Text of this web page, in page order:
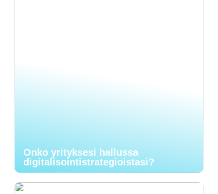
Onko yrityksesi hallussa
digitalisointistrategioistasi?